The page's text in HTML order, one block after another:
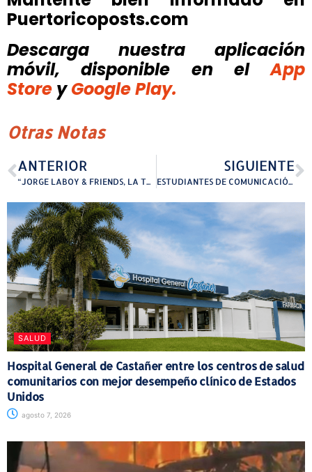
Puertoricoposts.com
Descarga nuestra aplicación
móvil, disponible
en el
App
Store y Google Play.
Otras Notas
ANTERIOR
“JORGE LABOY & FRIENDS, LA TRAYECTORIA DE UN ÍCONO DE LA GUITARRA” JUNTO A LA ORQUESTA FILARMÓNICA DE PUERTO RICO EN BELLAS ARTES DE SANTURCE
SIGUIENTE
ESTUDIANTES DE COMUNICACIÓN DE LA UPRH CELEBRAN EL 18VO FESTIVAL DE IMAGEN Y SONIDO
SALUD
Hospital General de Castañer entre los centros de salud
comunitarios con mejor desempeño clínico de Estados
Unidos
agosto 7, 2026